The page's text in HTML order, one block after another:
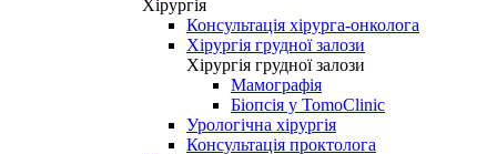
Хірургія
Консультація хірурга-онколога
Хірургія грудної залози
Хірургія грудної залози
Мамографія
Біопсія у TomoClinic
Урологічна хірургія
Консультація проктолога